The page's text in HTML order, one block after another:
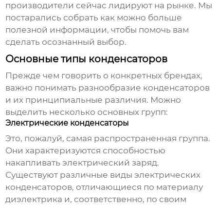
производители сейчас лидируют на рынке. Мы
постарались собрать как можно больше
полезной информации, чтобы помочь вам
сделать осознанный выбор.
Основные типы конденсаторов
Прежде чем говорить о конкретных брендах,
важно понимать разнообразие конденсаторов
и их принципиальные различия. Можно
выделить несколько основных групп:
Электрические конденсаторы
Это, пожалуй, самая распространенная группа.
Они характеризуются способностью
накапливать электрический заряд.
Существуют различные виды электрических
конденсаторов, отличающиеся по материалу
диэлектрика и, соответственно, по своим